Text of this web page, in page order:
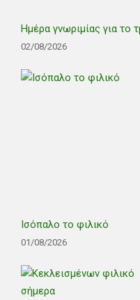
Ημέρα γνωριμίας για το
02/08/2026
Ισόπαλο το φιλικό
01/08/2026